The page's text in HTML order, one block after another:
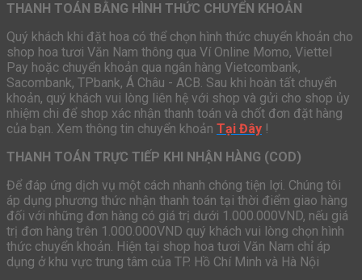
THANH TOÁN BẰNG HÌNH THỨC CHUYỂN KHOẢN
Quý khách khi đặt hoa có thể chọn hình thức chuyển khoản cho
shop hoa tươi Văn Nam thông qua Ví Online Momo, Viettel
Pay hoặc chuyển khoản qua ngân hàng Vietcombank,
Sacombank, TPbank, Á Châu - ACB. Sau khi hoàn tất chuyển
khoản, quý khách vui lòng liên hệ với shop và gửi cho shop ủy
nhiệm chi để shop xác nhận thanh toán và chốt đơn đặt hàng
của bạn. Xem thông tin chuyển khoản Tại Đây !
THANH TOÁN TRỰC TIẾP KHI NHẬN HÀNG (COD)
Để đáp ứng dịch vụ một cách nhanh chóng tiện lợi. Chúng tôi
áp dụng phương thức nhận thanh toán tại thời điểm giao hàng
đối với những đơn hàng có giá trị dưới 1.000.000VND, nếu giá
trị đơn hàng trên 1.000.000VND quý khách vui lòng chọn hình
thức chuyển khoản. Hiện tại shop hoa tươi Văn Nam chỉ áp
dụng ở khu vực trung tâm của TP. Hồ Chí Minh và Hà Nội